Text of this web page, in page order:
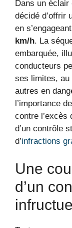
Dans un éclair
décidé d’offrir
en
km/h. La
embarquée,
conducteurs
ses limites, au
autres en
l’importance
contre l’excès
d’un contrôle
d’infractions
Une
d’un